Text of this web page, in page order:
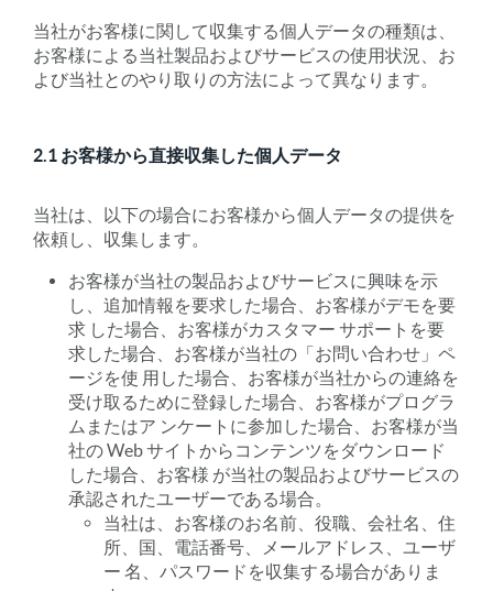
当社がお客様に関して収集する個人データの種類は、
お客様による当社製品およびサービスの使用状況、お
よび当社とのやり取りの方法によって異なります。
2.1 お客様から直接収集した個人データ
当社は、以下の場合にお客様から個人データの提供を
依頼し、収集します。
お客様が当社の製品およびサービスに興味を示
し、追加情報を要求した場合、お客様がデモを要
求 した場合、お客様がカスタマー サポートを要
求した場合、お客様が当社の「お問い合わせ」ペ
ージを使 用した場合、お客様が当社からの連絡を
受け取るために登録した場合、お客様がプログラ
ムまたはア ンケートに参加した場合、お客様が当
社の Web サイトからコンテンツをダウンロード
した場合、お客様 が当社の製品およびサービスの
承認されたユーザーである場合。
当社は、お客様のお名前、役職、会社名、住
所、国、電話番号、メールアドレス、ユーザ
ー 名、パスワードを収集する場合がありま